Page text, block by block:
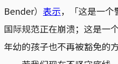
Bender） 表示，「这是一
国际规范正在崩溃；这是
年幼的孩子也不再被豁免的